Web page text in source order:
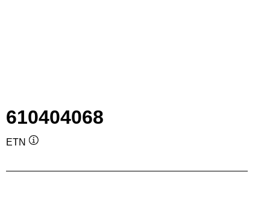
610404068
ETN